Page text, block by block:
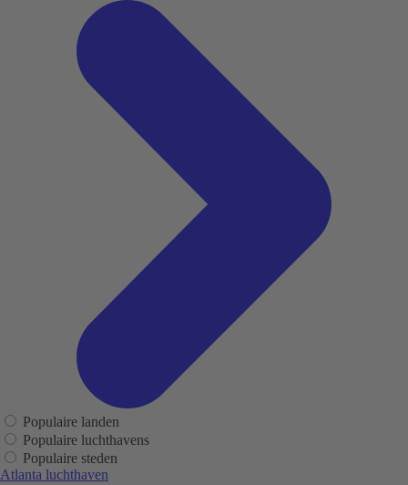
Populaire landen
Populaire luchthavens
Populaire steden
Atlanta luchthaven